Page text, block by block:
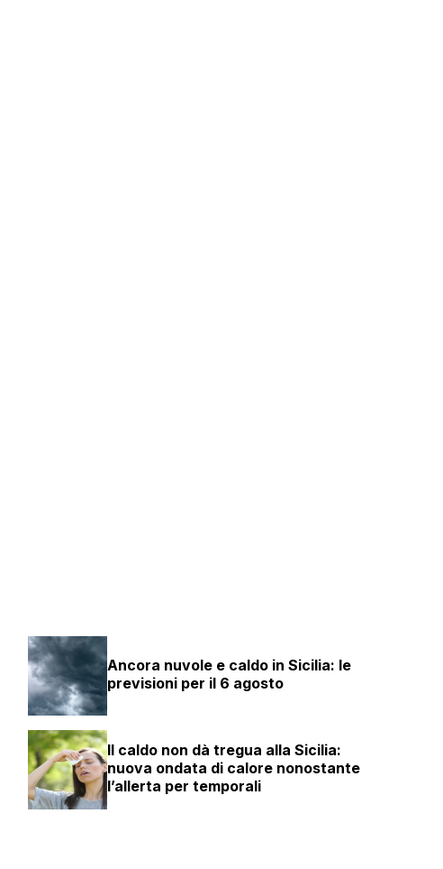
Ancora nuvole e caldo in Sicilia: le
previsioni per il 6 agosto
Il caldo non dà tregua alla Sicilia:
nuova ondata di calore nonostante
l’allerta per temporali